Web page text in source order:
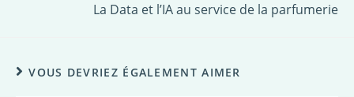
La Data et l’IA au service de la parfumerie
VOUS DEVRIEZ ÉGALEMENT AIMER